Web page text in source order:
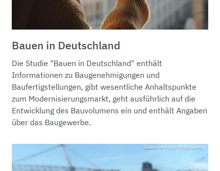
Bauen in Deutschland
Die Studie "Bauen in Deutschland" enthält
Informationen zu Baugenehmigungen und
Baufertigstellungen, gibt wesentliche Anhaltspunkte
zum Modernisierungsmarkt, geht ausführlich auf die
Entwicklung des Bauvolumens ein und enthält Angaben
über das Baugewerbe.
Generiert mit: Midjourney